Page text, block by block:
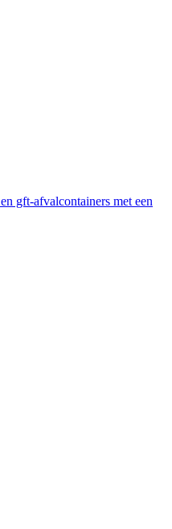
gft-afvalcontainers met een